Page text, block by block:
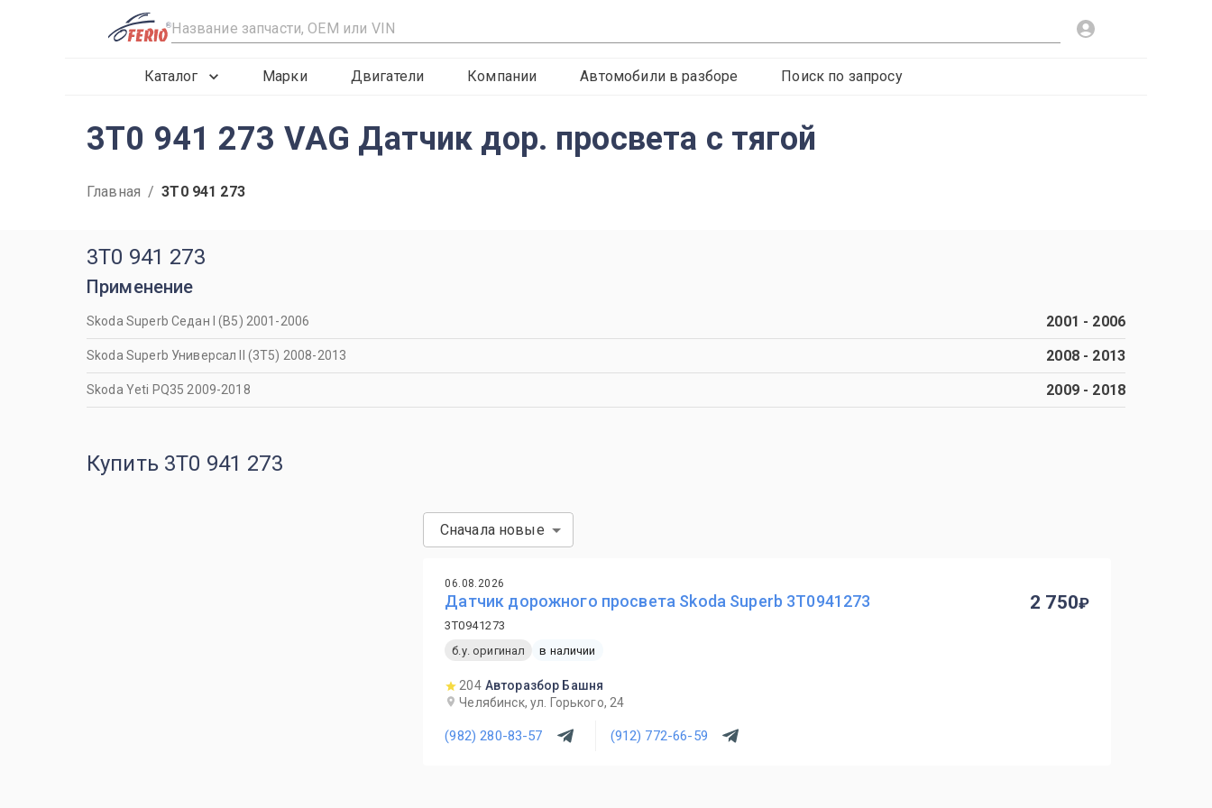
R
Каталог Марки Двигатели Компании Автомобили в разборе Поиск по запросу
3T0 941 273 VAG Датчик дор. просвета с тягой
Главная / 3T0 941 273
3T0 941 273
Применение
Skoda Superb Седан I (B5) 2001-2006 2001 - 2006
Skoda Superb Универсал II (3T5) 2008-2013 2008- 2013
Skoda Yeti PQ35 2009-2018 2009- 2018
Купить 3T0 941 273
Сначала новые
06.08.2026
Датчик дорожного просвета Skoda Superb 3T0941273
3T0941273
б.у. оригинал
в наличии
204 Авторазбор Башня
Челябинск, ул. Горького, 24
(982) 280-83-57 (912) 772-66-59
2 750